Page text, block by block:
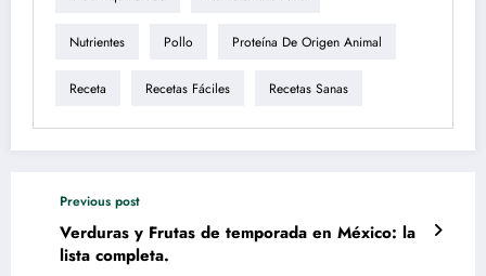
Nutrientes Pollo Proteína De Origen Animal
Receta Recetas Fáciles Recetas Sanas
Previous post
Verduras y Frutas de temporada en México: la
lista completa.